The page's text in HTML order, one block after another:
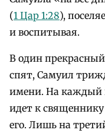
(1 Цар 1:28),
и воспитывая.
В один
спят, Самуил
имени. На каждый
идет к
его. Лишь на